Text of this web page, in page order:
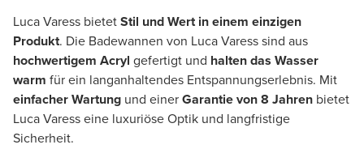
Luca Varess bietetStil und Wert in einem einzigen
Produkt. Die Badewannen von Luca Varess sind aus
hochwertigem Acryl gefertigt und halten das Wasser
warm für ein langanhaltendes Entspannungserlebnis. Mit
einfacher Wartung und einerGarantie von 8 Jahren bietet
Luca Varess eine luxuriöse Optik und langfristige
Sicherheit.